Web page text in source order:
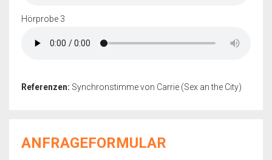
Hörprobe 3
Referenzen: Synchronstimme von Carrie (Sex an the City)
ANFRAGEFORMULAR